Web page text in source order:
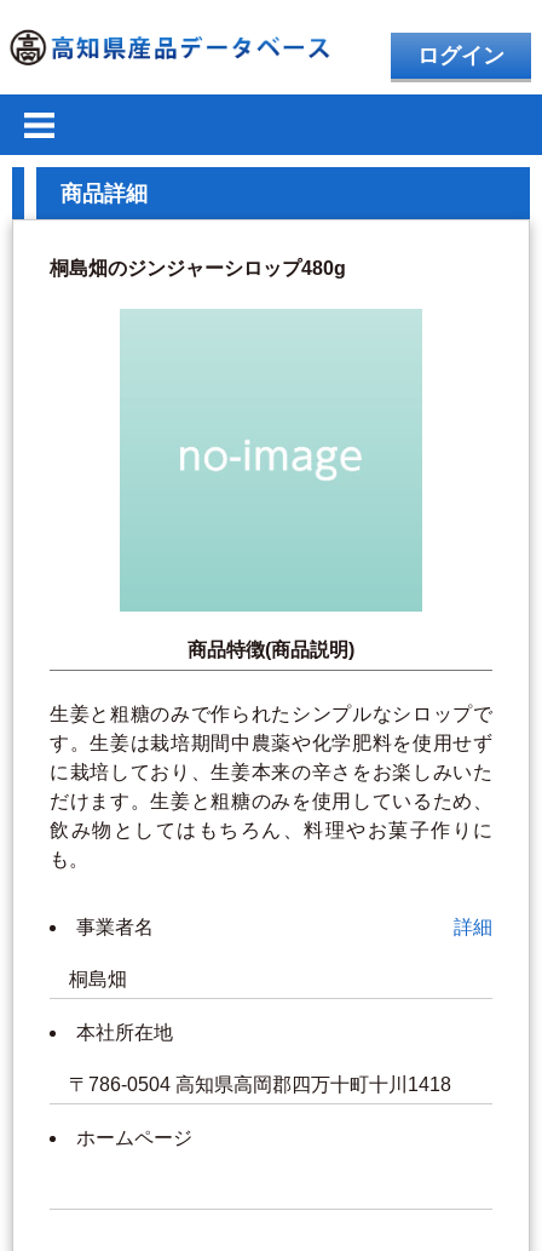
ログイン
商品詳細
桐島畑のジンジャーシロップ480g
商品特徴(商品説明)
生姜と粗糖のみで作られたシンプルなシロップで
す。生姜は栽培期間中農薬や化学肥料を使用せず
に栽培しており、生姜本来の辛さをお楽しみいた
だけます。生姜と粗糖のみを使用しているため、
飲み物としてはもちろん、料理やお菓子作りに
も。
事業者名 詳細
桐島畑
本社所在地
〒786-0504 高知県高岡郡四万十町十川1418
ホームページ